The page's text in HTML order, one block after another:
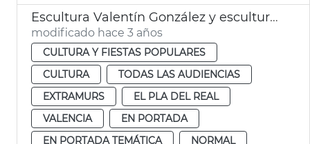
Escultura Valentín González y esculturas Jardín de Monforte
modificado hace 3 años
CULTURA Y FIESTAS POPULARES
CULTURA
TODAS LAS AUDIENCIAS
EXTRAMURS
EL PLA DEL REAL
VALENCIA
EN PORTADA
EN PORTADA TEMÁTICA
NORMAL